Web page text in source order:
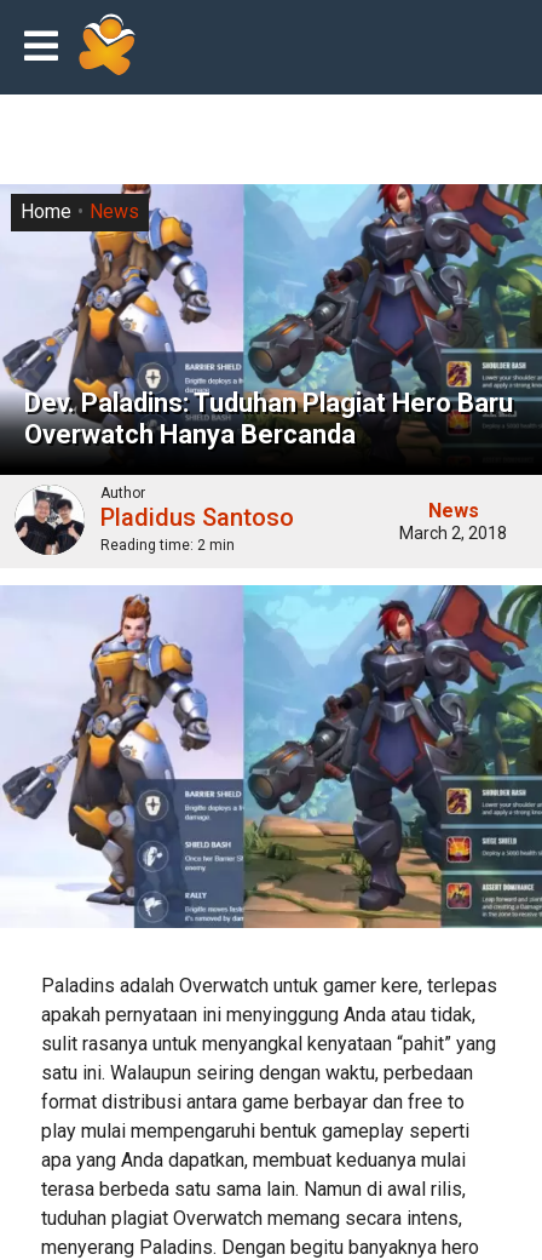
Dev. Paladins: Tuduhan Plagiat Hero Baru
Overwatch Hanya Bercanda
Home News
Author
Pladidus Santoso
Reading time: 2 min
News
March 2, 2018
Paladins adalah Overwatch untuk gamer kere, terlepas
apakah pernyataan ini menyinggung Anda atau tidak,
sulit rasanya untuk menyangkal kenyataan “pahit” yang
satu ini. Walaupun seiring dengan waktu, perbedaan
format distribusi antara game berbayar dan free to
play mulai mempengaruhi bentuk gameplay seperti
apa yang Anda dapatkan, membuat keduanya mulai
terasa berbeda satu sama lain. Namun di awal rilis,
tuduhan plagiat Overwatch memang secara intens,
menyerang Paladins. Dengan begitu banyaknya hero